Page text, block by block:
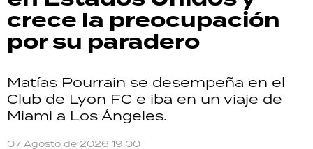
crece la preocupación
por su paradero
Matías Pourrain se desempeña en el
Club de Lyon FC e iba en un viaje de
Miami a Los Ángeles.
07 Agosto de 2026 19:00